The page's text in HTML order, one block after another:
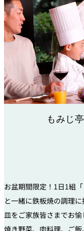
もみじ
お盆期間限定！1日1組
と一緒に鉄板焼の調理
皿をご家族皆さまでお
焼き野菜、肉料理、ご